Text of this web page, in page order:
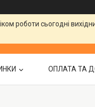
роботи сьогодні
ОПЛАТА ТА